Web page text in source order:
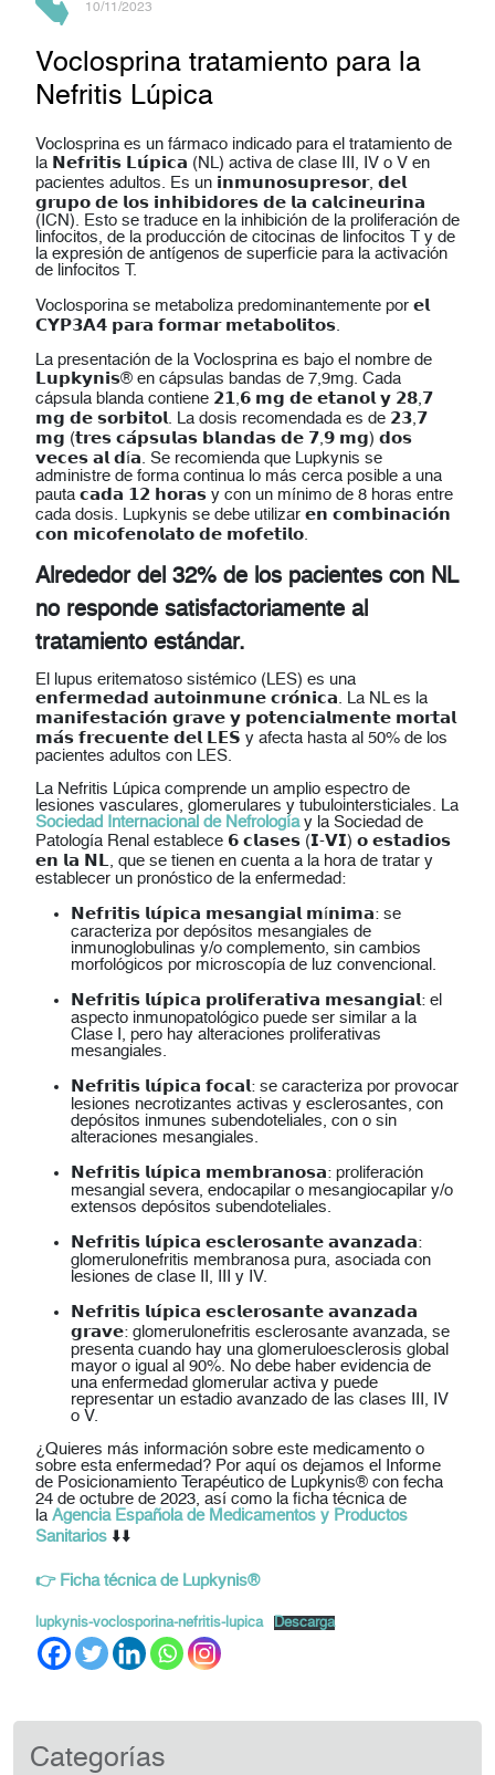
10/11/2023
Voclosprina tratamiento para la
Nefritis Lúpica
Voclosprina es un fármaco indicado para el tratamiento de
la 𝗡𝗲𝗳𝗿𝗶𝘁𝗶𝘀 𝗟𝘂́𝗽𝗶𝗰𝗮 (NL) activa de clase III, IV o V en
pacientes adultos. Es un 𝗶𝗻𝗺𝘂𝗻𝗼𝘀𝘂𝗽𝗿𝗲𝘀𝗼𝗿, 𝗱𝗲𝗹
𝗴𝗿𝘂𝗽𝗼 𝗱𝗲 𝗹𝗼𝘀 𝗶𝗻𝗵𝗶𝗯𝗶𝗱𝗼𝗿𝗲𝘀 𝗱𝗲 𝗹𝗮 𝗰𝗮𝗹𝗰𝗶𝗻𝗲𝘂𝗿𝗶𝗻𝗮
(ICN). Esto se traduce en la inhibición de la proliferación de
linfocitos, de la producción de citocinas de linfocitos T y de
la expresión de antígenos de superficie para la activación
de linfocitos T.
Voclosporina se metaboliza predominantemente por 𝗲𝗹
𝗖𝗬𝗣𝟯𝗔𝟰 𝗽𝗮𝗿𝗮 𝗳𝗼𝗿𝗺𝗮𝗿 𝗺𝗲𝘁𝗮𝗯𝗼𝗹𝗶𝘁𝗼𝘀.
La presentación de la Voclosprina es bajo el nombre de
𝗟𝘂𝗽𝗸𝘆𝗻𝗶𝘀® en cápsulas bandas de 7,9mg. Cada
cápsula blanda contiene 𝟮𝟭,𝟲 𝗺𝗴 𝗱𝗲 𝗲𝘁𝗮𝗻𝗼𝗹 𝘆 𝟮𝟴,𝟳
𝗺𝗴 𝗱𝗲 𝘀𝗼𝗿𝗯𝗶𝘁𝗼𝗹. La dosis recomendada es de 𝟮𝟯,𝟳
𝗺𝗴 (𝘁𝗿𝗲𝘀 𝗰𝗮́𝗽𝘀𝘂𝗹𝗮𝘀 𝗯𝗹𝗮𝗻𝗱𝗮𝘀 𝗱𝗲 𝟳,𝟵 𝗺𝗴) 𝗱𝗼𝘀
𝘃𝗲𝗰𝗲𝘀 𝗮𝗹 𝗱í𝗮. Se recomienda que Lupkynis se
administre de forma continua lo más cerca posible a una
pauta 𝗰𝗮𝗱𝗮 𝟭𝟮 𝗵𝗼𝗿𝗮𝘀 y con un mínimo de 8 horas entre
cada dosis. Lupkynis se debe utilizar 𝗲𝗻 𝗰𝗼𝗺𝗯𝗶𝗻𝗮𝗰𝗶𝗼́𝗻
𝗰𝗼𝗻 𝗺𝗶𝗰𝗼𝗳𝗲𝗻𝗼𝗹𝗮𝘁𝗼 𝗱𝗲 𝗺𝗼𝗳𝗲𝘁𝗶𝗹𝗼.
Alrededor del 32% de los pacientes con NL
no responde satisfactoriamente al
tratamiento estándar.
El lupus eritematoso sistémico (LES) es una
𝗲𝗻𝗳𝗲𝗿𝗺𝗲𝗱𝗮𝗱 𝗮𝘂𝘁𝗼𝗶𝗻𝗺𝘂𝗻𝗲 𝗰𝗿𝗼́𝗻𝗶𝗰𝗮. La NL es la
𝗺𝗮𝗻𝗶𝗳𝗲𝘀𝘁𝗮𝗰𝗶𝗼́𝗻 𝗴𝗿𝗮𝘃𝗲 𝘆 𝗽𝗼𝘁𝗲𝗻𝗰𝗶𝗮𝗹𝗺𝗲𝗻𝘁𝗲 𝗺𝗼𝗿𝘁𝗮𝗹
𝗺𝗮́𝘀 𝗳𝗿𝗲𝗰𝘂𝗲𝗻𝘁𝗲 𝗱𝗲𝗹 𝗟𝗘𝗦 y afecta hasta al 50% de los
pacientes adultos con LES.
La Nefritis Lúpica comprende un amplio espectro de
lesiones vasculares, glomerulares y tubulointersticiales. La
Sociedad Internacional de Nefrologíay la Sociedad de
Patología Renal establece 𝟲 𝗰𝗹𝗮𝘀𝗲𝘀 (𝗜-𝗩𝗜) 𝗼 𝗲𝘀𝘁𝗮𝗱𝗶𝗼𝘀
𝗲𝗻 𝗹𝗮 𝗡𝗟, que se tienen en cuenta a la hora de tratar y
establecer un pronóstico de la enfermedad:
𝗡𝗲𝗳𝗿𝗶𝘁𝗶𝘀 𝗹𝘂́𝗽𝗶𝗰𝗮 𝗺𝗲𝘀𝗮𝗻𝗴𝗶𝗮𝗹 𝗺í𝗻𝗶𝗺𝗮: se
caracteriza por depósitos mesangiales de
inmunoglobulinas y/o complemento, sin cambios
morfológicos por microscopía de luz convencional.
𝗡𝗲𝗳𝗿𝗶𝘁𝗶𝘀 𝗹𝘂́𝗽𝗶𝗰𝗮 𝗽𝗿𝗼𝗹𝗶𝗳𝗲𝗿𝗮𝘁𝗶𝘃𝗮 𝗺𝗲𝘀𝗮𝗻𝗴𝗶𝗮𝗹: el
aspecto inmunopatológico puede ser similar a la
Clase I, pero hay alteraciones proliferativas
mesangiales.
𝗡𝗲𝗳𝗿𝗶𝘁𝗶𝘀 𝗹𝘂́𝗽𝗶𝗰𝗮 𝗳𝗼𝗰𝗮𝗹: se caracteriza por provocar
lesiones necrotizantes activas y esclerosantes, con
depósitos inmunes subendoteliales, con o sin
alteraciones mesangiales.
𝗡𝗲𝗳𝗿𝗶𝘁𝗶𝘀 𝗹𝘂́𝗽𝗶𝗰𝗮 𝗺𝗲𝗺𝗯𝗿𝗮𝗻𝗼𝘀𝗮: proliferación
mesangial severa, endocapilar o mesangiocapilar y/o
extensos depósitos subendoteliales.
𝗡𝗲𝗳𝗿𝗶𝘁𝗶𝘀 𝗹𝘂́𝗽𝗶𝗰𝗮 𝗲𝘀𝗰𝗹𝗲𝗿𝗼𝘀𝗮𝗻𝘁𝗲 𝗮𝘃𝗮𝗻𝘇𝗮𝗱𝗮:
glomerulonefritis membranosa pura, asociada con
lesiones de clase II, III y IV.
𝗡𝗲𝗳𝗿𝗶𝘁𝗶𝘀 𝗹𝘂́𝗽𝗶𝗰𝗮 𝗲𝘀𝗰𝗹𝗲𝗿𝗼𝘀𝗮𝗻𝘁𝗲 𝗮𝘃𝗮𝗻𝘇𝗮𝗱𝗮
𝗴𝗿𝗮𝘃𝗲: glomerulonefritis esclerosante avanzada, se
presenta cuando hay una glomeruloesclerosis global
mayor o igual al 90%. No debe haber evidencia de
una enfermedad glomerular activa y puede
representar un estadio avanzado de las clases III, IV
o V.
¿Quieres más información sobre este medicamento o
sobre esta enfermedad? Por aquí os dejamos el Informe
de Posicionamiento Terapéutico de Lupkynis® con fecha
24 de octubre de 2023, así como la ficha técnica de
la Agencia Española de Medicamentos y Productos
Sanitarios ⬇️⬇️
👉 Ficha técnica de Lupkynis®
lupkynis-voclosporina-nefritis-lupica Descarga
Categorías